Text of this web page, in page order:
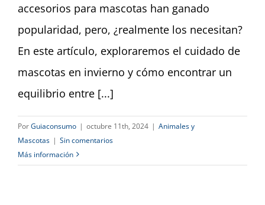
accesorios para mascotas han ganado
popularidad, pero, ¿realmente los necesitan?
En este artículo, exploraremos el cuidado de
mascotas en invierno y cómo encontrar un
equilibrio entre [...]
PorGuiaconsumo | octubre 11th, 2024 | Animales y
Mascotas | Sin comentarios
Más información